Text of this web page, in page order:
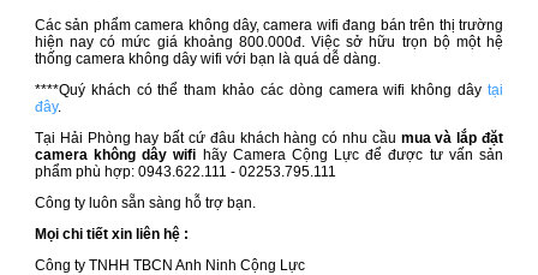
Các sản phẩm camera không dây, camera wifi đang bán trên thị trường
hiện nay có mức giá khoảng 800.000đ. Việc sở hữu trọn bộ một hệ
thống camera không dây wifi với bạn là quá dễ dàng.
****Quý khách có thể tham khảo các dòng camera wifi không dây tại
đây.
Tại Hải Phòng hay bất cứ đâu khách hàng có nhu cầu mua và lắp đặt
camera không dây wifi hãy Camera Cộng Lực để được tư vấn sản
phẩm phù hợp: 0943.622.111 - 02253.795.111
Công ty luôn sẵn sàng hỗ trợ bạn.
Mọi chi tiết xin liên hệ :
Công ty TNHH TBCN Anh Ninh Cộng Lực